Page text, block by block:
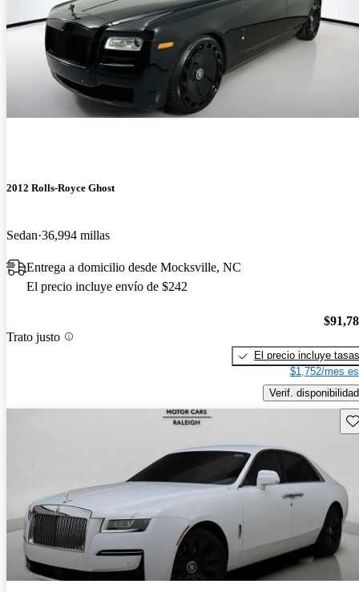
2012 Rolls-Royce Ghost
Sedan 36,994 millas
Entrega a domicilio desde Mocksville, NC
El precio incluye envío de $242
Trato justo
El precio incluye tasas
$1,752/mes
Verif. disponibilidad